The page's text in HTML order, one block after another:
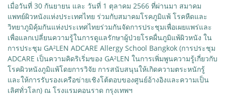
เมื่อวันที่ 30 กันยายน และ วันที่ 1 ตุลาคม 2566 ที่ผ่านมา สมาคม
แพทย์ผิวหนังแห่งประเทศไทย ร่วมกับสมาคมโรคภูมิแพ้ โรคหืดและ
วิทยาภูมิคุ้มกันแห่งประเทศไทยร่วมกันจัดการประชุมเพื่อเผยแพร่และ
เพื่อแลกเปลี่ยนความรู้ในการดูแลรักษาผู้ป่วยโรคผื่นภูมิแพ้ผิวหนัง ใน
การประชุม GA²LEN ADCARE Allergy School Bangkok (การประชุม
ADCARE เป็นความคิดริเริ่มของ GA²LEN ในการเพิ่มพูนความรู้เกี่ยวกับ
โรคผิวหนังภูมิแพ้โดยการวิจัย การสนับสนุนให้เกิดความตระหนักรู้
และให้การรับรองเครือข่ายเชิงโต้ตอบของศูนย์อ้างอิงและความเป็น
เลิศทั่วโลก) ณ โรงแรมคอนราด กรุงเทพฯ